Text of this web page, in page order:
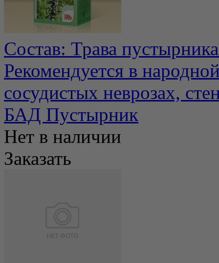
Состав: Трава
Рекомендуется в
сосудистых неврозах,
БАД Пустырник
Нет в наличии
Заказать